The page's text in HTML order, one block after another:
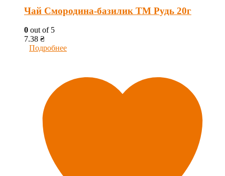
Чай Смородина-базилик ТМ Рудь 20г
0 out of 5
7.38 ₴
Подробнее